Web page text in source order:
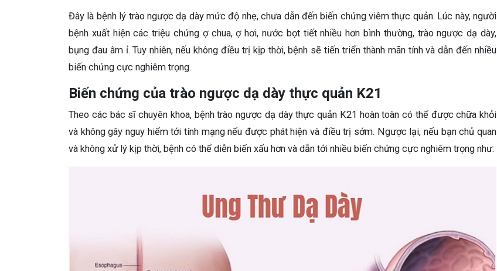
Đây là bệnh lý trào ngược dạ dày mức độ nhẹ, chưa dẫn đến biến chứng viêm thực quản. Lúc này, người
bệnh xuất hiện các triệu chứng ợ chua, ợ hơi, nước bọt tiết nhiều hơn bình thường, trào ngược dạ dày,
bụng đau âm ỉ. Tuy nhiên, nếu không điều trị kịp thời, bệnh sẽ tiến triển thành mãn tính và dẫn đến nhiều
biến chứng cực nghiêm trọng.
Biến chứng của trào ngược dạ dày thực quản K21
Theo các bác sĩ chuyên khoa, bệnh trào ngược dạ dày thực quản K21 hoàn toàn có thể được chữa khỏi
và không gây nguy hiểm tới tính mạng nếu được phát hiện và điều trị sớm. Ngược lại, nếu bạn chủ quan
và không xử lý kịp thời, bệnh có thể diễn biến xấu hơn và dẫn tới nhiều biến chứng cực nghiêm trọng như: